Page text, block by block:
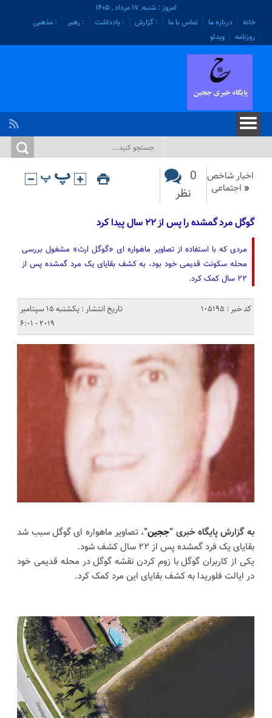
امروز : شنبه, ۱۷ مرداد , ۱۴۰۵
خانه
درباره ما تماس با ما : گزارش : یادداشت : رهبر
: مذهبی
روزنامه
ویدئو
اخبار شاخص
« اجتماعی
0
نظر
گوگل مرد گمشده را پس از ۲۲ سال پیدا کرد
مردی که با استفاده از تصاویر ماهواره ای «گوگل ارث» مشغول بررسی
محله سکونت قدیمی خود بود، به کشف بقایای یک مرد گمشده پس از
۲۲ سال کمک کرد.
کد خبر : 105195
تاریخ انتشار : یکشنبه 15 سپتامبر
2019 - 6:01
به گزارش پایگاه خبری “ججین“، تصاویر ماهواره ای گوگل سبب شد
بقایای یک فرد گمشده پس از ۲۲ سال کشف شود.
یکی از کاربران گوگل با زوم کردن نقشه گوگل در محله قدیمی خود
در ایالت فلوریدا به کشف بقایای این مرد کمک کرد.